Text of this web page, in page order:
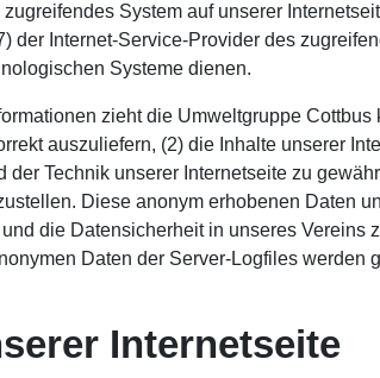
System auf unserer
der Internet-Service-Provider des
Systeme dienen.
zieht die Umweltgruppe
auszuliefern, (2) die Inhalte unserer
Technik unserer Internetseite zu
Diese anonym erhobenen Daten
die Datensicherheit in unseres
Daten der Server-Logfiles
Internetseite